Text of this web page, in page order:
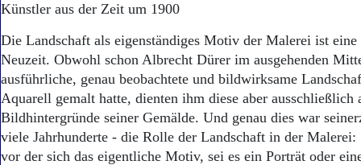
Gesellschaft
Geschichte
Ostpreußen
Pommern
Berlin-Brandenburg
Schlesien
Danzig und Westpreußen
Bücher
Künstler aus der Zeit um 1900
Die Landschaft als eigenständiges Motiv der Malerei ist
Neuzeit. Obwohl schon Albrecht Dürer im ausgehenden
ausführliche, genau beobachtete und bildwirksame
Aquarell gemalt hatte, dienten ihm diese aber ausschließlich
Bildhintergründe seiner Gemälde. Und genau dies war
viele Jahrhunderte - die Rolle der Landschaft in der
vor der sich das eigentliche Motiv, sei es ein Porträt oder